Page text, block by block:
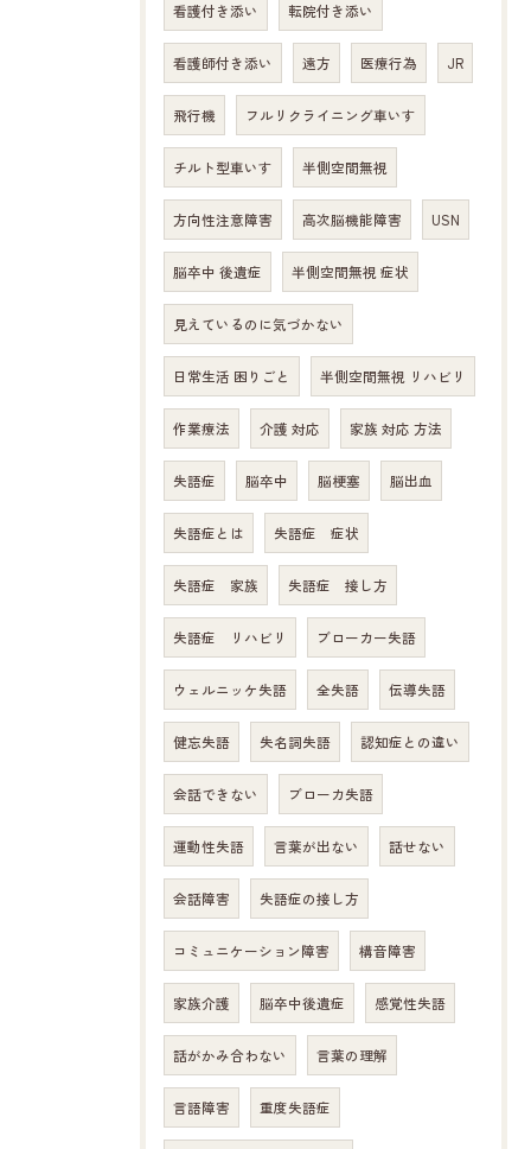
看護付き添い 転院付き添い
看護師付き添い 遠方 医療行為 JR
飛行機 フルリクライニング車いす
チルト型車いす 半側空間無視
方向性注意障害 高次脳機能障害 USN
脳卒中 後遺症 半側空間無視 症状
見えているのに気づかない
日常生活 困りごと 半側空間無視 リハビリ
作業療法 介護 対応 家族 対応 方法
失語症 脳卒中 脳梗塞 脳出血
失語症とは 失語症 症状
失語症 家族 失語症 接し方
失語症 リハビリ ブローカー失語
ウェルニッケ失語 全失語 伝導失語
健忘失語 失名詞失語 認知症との違い
会話できない ブローカ失語
運動性失語 言葉が出ない 話せない
会話障害 失語症の接し方
コミュニケーション障害 構音障害
家族介護 脳卒中後遺症 感覚性失語
話がかみ合わない 言葉の理解
言語障害 重度失語症